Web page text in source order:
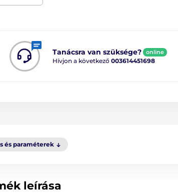
Tanácsra van szüksége? online
Hívjon a következő 003614451698
és paraméterek
leírása